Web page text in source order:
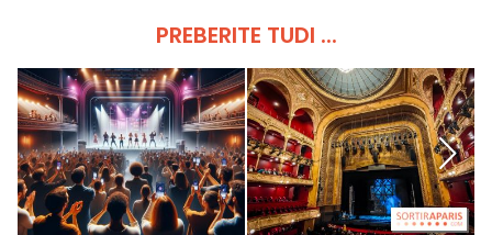
PREBERITE TUDI ...